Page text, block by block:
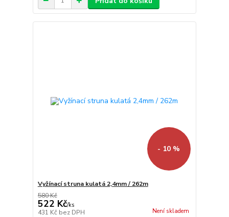
- 10 %
Vyžínací struna kulatá 2,4mm / 262m
580 Kč
522 Kč/ks
431 Kč bez DPH Není skladem